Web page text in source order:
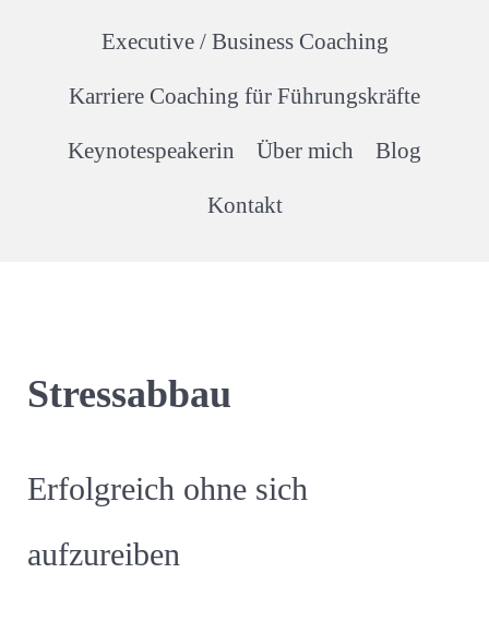
Executive / Business Coaching
Karriere Coaching für Führungskräfte
Keynotespeakerin Über mich Blog
Kontakt
Stressabbau
Erfolgreich ohne sich
aufzureiben